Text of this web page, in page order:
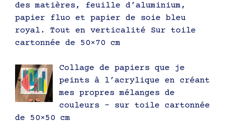
des matières, feuille d’aluminium,
papier fluo et papier de soie bleu
royal. Tout en verticalité Sur toile
cartonnée de 50×70 cm
Collage de papiers que je
peints à l’acrylique en créant
mes propres mélanges de
couleurs – sur toile cartonnée
de 50×50 cm